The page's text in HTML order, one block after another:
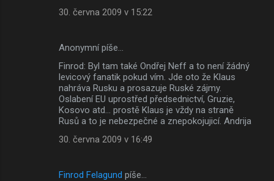
30. června 2009 v 15:22
Anonymní píše…
Finrod: Byl tam také Ondřej Neff a to není žádný
levicový fanatik pokud vím. Jde oto že Klaus
nahráva Rusku a prosazuje Ruské zájmy.
Oslabení EU uprostřed předsednictví, Gruzie,
Kosovo atd... prostě Klaus je vždy na straně
Rusů a to je nebezpečné a znepokojujicí. Andrija
30. června 2009 v 16:49
Finrod Felagund píše…